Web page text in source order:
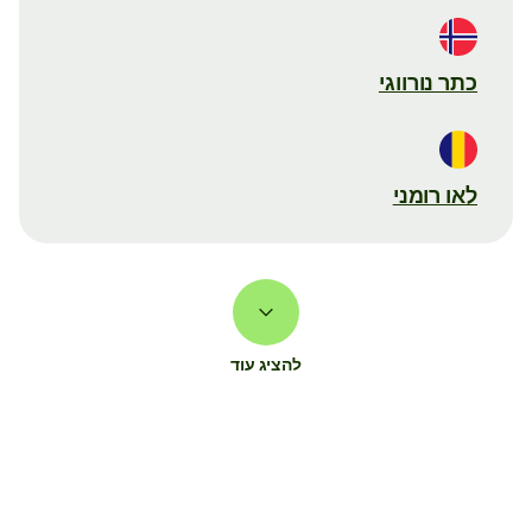
כתר נורווגי
לאו רומני
להציג עוד